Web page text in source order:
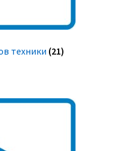
техники (21)